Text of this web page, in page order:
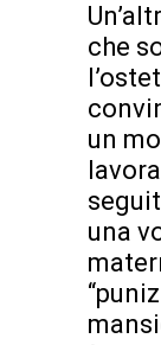
che
un
una